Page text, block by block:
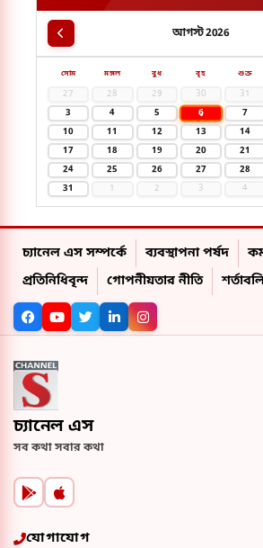
আগস্ট 2026
সোম মঙ্গল বুধ বৃহ শুক্র
27 28 29 30 31
3
4 5 6 7
10
11 12 13 14
17
18 19 20 21
24
25 26 27 28
31
1 2 3 4
চ্যানেল এস সম্পর্কে ব্যবস্থাপনা পর্ষদ
প্রতিনিধিবৃন্দ
গোপনীয়তার নীতি
চ্যানেল এস
সব কথা সবার কথা
যোগাযোগ